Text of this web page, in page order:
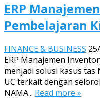
ERP
Pembelajaran
FINANCE & BUSINESS
ERP Manajemen
menjadi solusi kasus tas
UC terkait dengan
NAMA... Read more »